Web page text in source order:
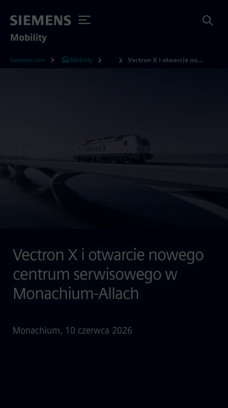
Mobility
Siemens.com Mobility Vectron X i otwarcie nowego centrum serwisowego w Monachium-Allach
Vectron X i otwarcie nowego
centrum serwisowego w
Monachium-Allach
Monachium, 10 czerwca 2026